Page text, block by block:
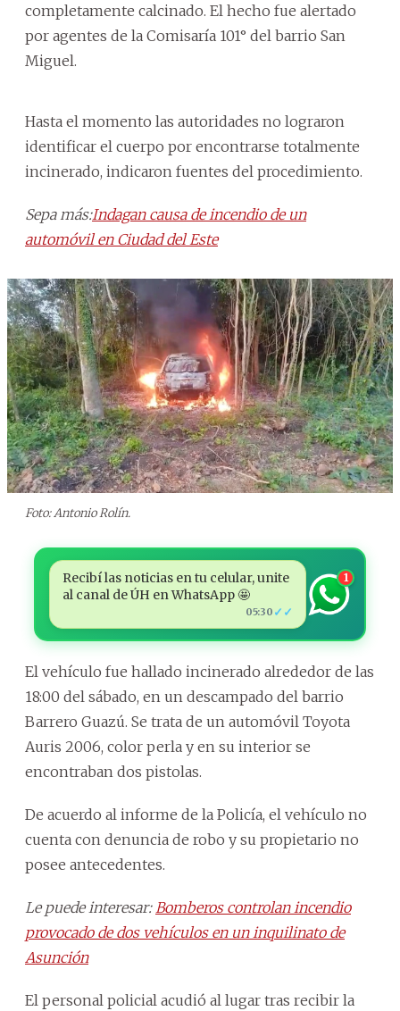
completamente calcinado. El hecho fue alertado
por agentes de la Comisaría 101° del barrio San
Miguel.
Hasta el momento las autoridades no lograron
identificar el cuerpo por encontrarse totalmente
incinerado, indicaron fuentes del procedimiento.
Sepa más:Indagan causa de incendio de un
automóvil en Ciudad del Este
Foto: Antonio Rolín.
Recibí las noticias en tu celular, unite
al canal de ÚH en WhatsApp 🤩
05:30 ✓✓
1
El vehículo fue hallado incinerado alrededor de las
18:00 del sábado, en un descampado del barrio
Barrero Guazú. Se trata de un automóvil Toyota
Auris 2006, color perla y en su interior se
encontraban dos pistolas.
De acuerdo al informe de la Policía, el vehículo no
cuenta con denuncia de robo y su propietario no
posee antecedentes.
Le puede interesar:Bomberos controlan incendio
provocado de dos vehículos en un inquilinato de
Asunción
El personal policial acudió al lugar tras recibir la